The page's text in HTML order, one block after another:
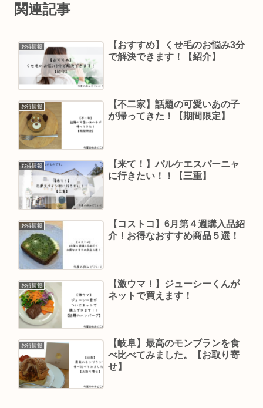
関連記事
お得情報
【おすすめ】くせ毛のお悩み3分
で解決できます！【紹介】
お得情報
【不二家】話題の可愛いあの子
が帰ってきた！【期間限定】
お得情報
【来て！】パルケエスパーニャ
に行きたい！！【三重】
お得情報
【コストコ】6月第４週購入品紹
介！お得なおすすめ商品５選！
お得情報
【激ウマ！】ジューシーくんが
ネットで買えます！
お得情報
【岐阜】最高のモンブランを食
べ比べてみました。【お取り寄
せ】